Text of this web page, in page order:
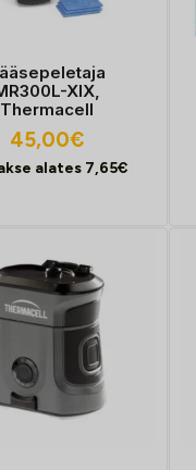
XIX,
Thermacell
45,00€
alates 7,65€